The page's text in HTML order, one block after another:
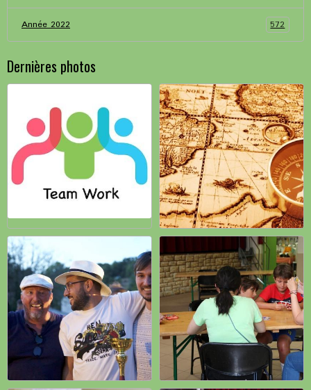
Année 2022 572
Dernières photos